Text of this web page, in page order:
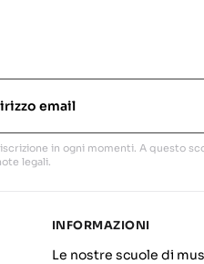
in ogni momenti. A questo
legali.
INFORMAZIONI
Le nostre scuole di